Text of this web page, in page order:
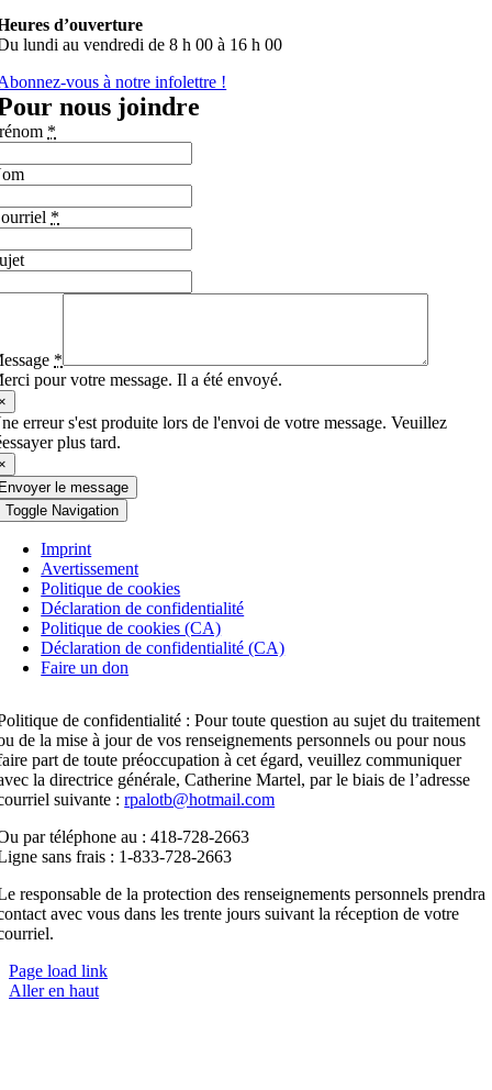
d’ouverture
lundi au vendredi de 8 h 00 à 16 h 00
vous à notre infolettre !
nous joindre
*
*
*
pour votre message. Il a été envoyé.
erreur s'est produite lors de l'envoi de votre message. Veuillez
plus tard.
le message
Toggle Navigation
Imprint
Avertissement
Politique de cookies
Déclaration de confidentialité
Politique de cookies (CA)
Déclaration de confidentialité (CA)
Faire un don
de confidentialité : Pour toute question au sujet du traitement
de la mise à jour de vos renseignements personnels ou pour nous
part de toute préoccupation à cet égard, veuillez communiquer
la directrice générale, Catherine Martel, par le biais de l’adresse
suivante :rpalotb@hotmail.com
par téléphone au : 418-728-2663
sans frais : 1-833-728-2663
responsable de la protection des renseignements personnels prendra
avec vous dans les trente jours suivant la réception de votre
Page load link
Aller en haut